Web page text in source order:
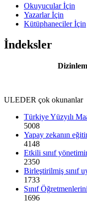
Okuyucular İçin
Yazarlar İçin
Kütüphaneciler İçin
İndeksler
Dizinleme
ULEDER çok okunanlar
Türkiye Yüzyılı
5008
Yapay zekanın
4148
Etkili sınıf
2350
Birleştirilmiş sınıf
1733
Sınıf
1696